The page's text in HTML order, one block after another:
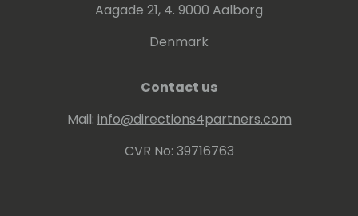
Aagade 21, 4. 9000 Aalborg
Denmark
Contact us
Mail: info@directions4partners.com
CVR No: 39716763